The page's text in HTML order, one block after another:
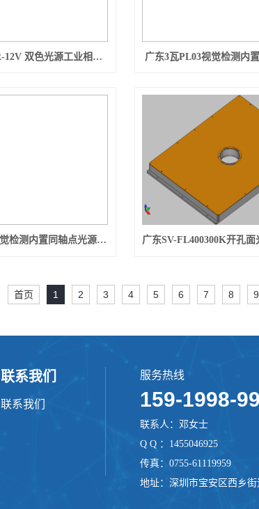
广东RI2000BR-12V 双色光源工业相机机器视觉 广东3瓦PL03视觉检测内
广东SV-P01视觉检测内置同轴点光源高亮晶片检测Mark点定位
首页 1 2 3 4 5 6 7 8 9
联系我们
联系我们
服务热线
159-1998-
联系人：邓女士
Q Q ：1455046925
传真：0755-61119959
地址：深圳市宝安区西乡街